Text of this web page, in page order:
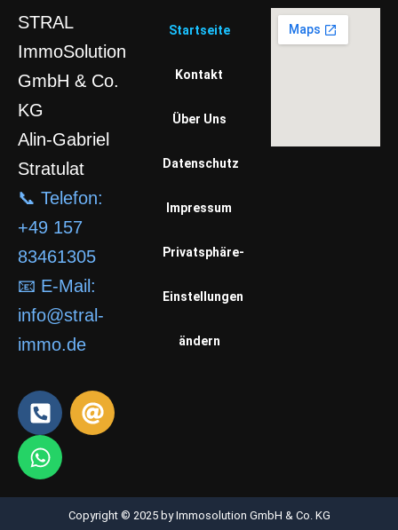
STRAL
ImmoSolution
GmbH & Co.
KG
Alin-Gabriel
Stratulat
📞 Telefon:
+49 157
83461305
📧 E-Mail:
info@stral-
immo.de
P
h
o
n
A
t
W
h
a
t
Startseite
Kontakt
Über Uns
Datenschutz
Impressum
Privatsphäre-
Einstellungen
ändern
Copyright © 2025 by Immosolution GmbH & Co. KG